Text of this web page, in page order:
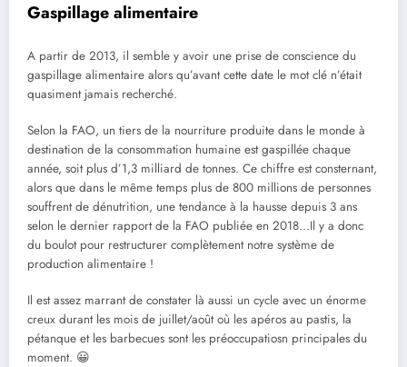
Gaspillage alimentaire
A partir de 2013, il semble y avoir une prise de conscience du
gaspillage alimentaire alors qu’avant cette date le mot clé n’était
quasiment jamais recherché.
Selon la FAO, un tiers de la nourriture produite dans le monde à
destination de la consommation humaine est gaspillée chaque
année, soit plus d’1,3 milliard de tonnes. Ce chiffre est consternant,
alors que dans le même temps plus de 800 millions de personnes
souffrent de dénutrition, une tendance à la hausse depuis 3 ans
selon le dernier rapport de la FAO publiée en 2018…Il y a donc
du boulot pour restructurer complètement notre système de
production alimentaire !
Il est assez marrant de constater là aussi un cycle avec un énorme
creux durant les mois de juillet/août où les apéros au pastis, la
pétanque et les barbecues sont les préoccupatiosn principales du
moment. 😀